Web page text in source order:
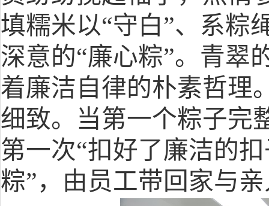
填糯米以“守白”、系粽
深意的“廉心粽”。 青翠
着廉洁自律的朴素哲理
细致。当第一个粽子完
第一次“扣好了廉洁的
粽”， 由员工带回家与